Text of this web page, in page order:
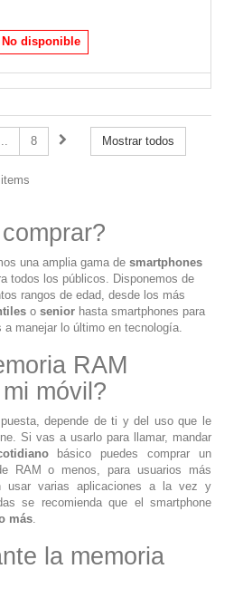
No disponible
Mostrar todos
8
una amplia gama de smartphones
todos los públicos. Disponemos de
rangos de edad, desde los más
o senior hasta smartphones para
a manejar lo último en tecnología.
RAM
móvil?
depende de ti y del uso que le
Si vas a usarlo para llamar, mandar
básico puedes comprar un
RAM o menos, para usuarios más
usar varias aplicaciones a la vez y
se recomienda que el smartphone
más.
la memoria